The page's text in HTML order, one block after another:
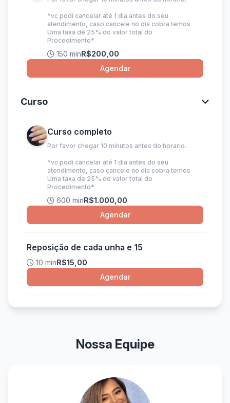
*vc podi cancelar até 1 dia antes do seu
atendimento, caso cancele no dia cobra temos
Uma taxa de 25% do valor total do
Procedimento*
150 minR$200,00
Agendar
Curso
Curso completo
Por favor chegar 10 minutos antes do horario.
*vc podi cancelar até 1 dia antes do seu
atendimento, caso cancele no dia cobra temos
Uma taxa de 25% do valor total do
Procedimento*
600 minR$1.000,00
Agendar
Reposição de cada unha e 15
10 minR$15,00
Agendar
Nossa Equipe